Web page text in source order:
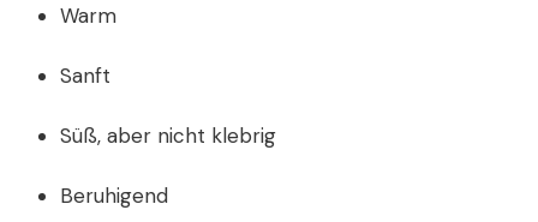
Warm
Sanft
Süß, aber nicht klebrig
Beruhigend